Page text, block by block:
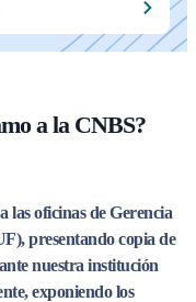
a la CNBS?
las oficinas de Gerencia
presentando copia de
nuestra institución
exponiendo los